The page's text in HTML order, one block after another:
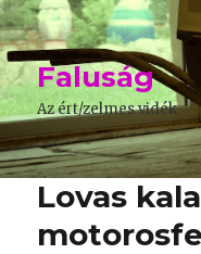
Faluság
Az ért/zelmes vidék
Lovas